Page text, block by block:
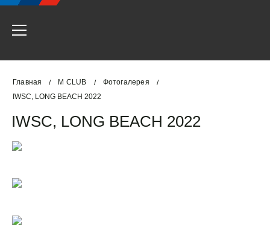
Главная / M CLUB / Фотогалерея
/
IWSC, LONG BEACH 2022
IWSC, LONG BEACH 2022